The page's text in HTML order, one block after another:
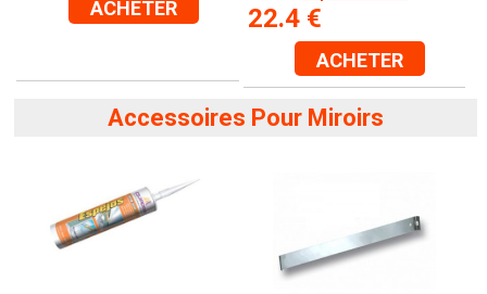
ACHETER 22.4 €
ACHETER
Accessoires Pour Miroirs